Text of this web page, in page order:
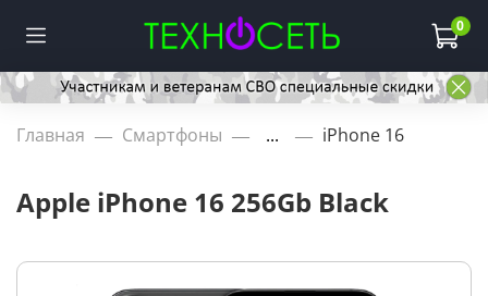
0
Главная Смартфоны ... iPhone 16
Apple iPhone 16 256Gb Black